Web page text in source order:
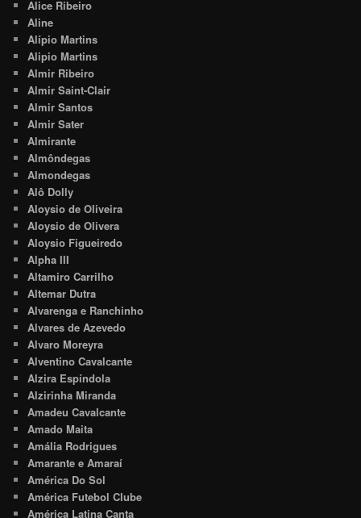
Alice Ribeiro
Aline
Alípio Martins
Alipio Martins
Almir Ribeiro
Almir Saint-Clair
Almir Santos
Almir Sater
Almirante
Almôndegas
Almondegas
Alô Dolly
Aloysio de Oliveira
Aloysio de Olivera
Aloysio Figueiredo
Alpha III
Altamiro Carrilho
Altemar Dutra
Alvarenga e Ranchinho
Alvares de Azevedo
Alvaro Moreyra
Alventino Cavalcante
Alzira Espíndola
Alzirinha Miranda
Amadeu Cavalcante
Amado Maita
Amália Rodrigues
Amarante e Amaraí
América Do Sol
América Futebol Clube
América Latina Canta